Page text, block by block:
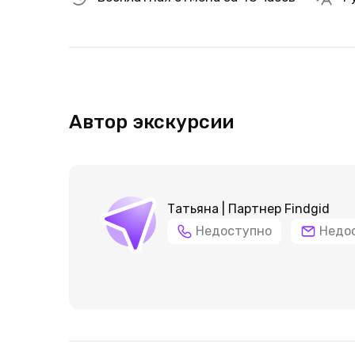
Автор экскурсии
Татьяна | Партнер Findgid
Недоступно